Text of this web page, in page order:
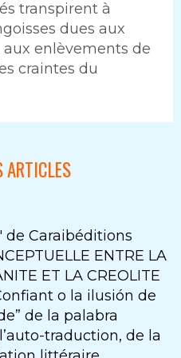
transpirent à
dues aux
enlèvements de
craintes du
ARTICLES
de Caraibéditions
ENTRE LA
ET LA CREOLITE
o la ilusión de
de la palabra
traduction, de la